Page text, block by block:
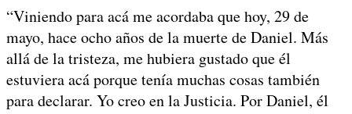
“Viniendo para acá me acordaba que hoy, 29 de
mayo, hace ocho años de la muerte de Daniel. Más
allá de la tristeza, me hubiera gustado que él
estuviera acá porque tenía muchas cosas también
para declarar. Yo creo en la Justicia. Por Daniel, él